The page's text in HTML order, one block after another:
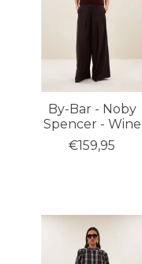
By-Bar - Noby
Spencer - Wine
€159,95